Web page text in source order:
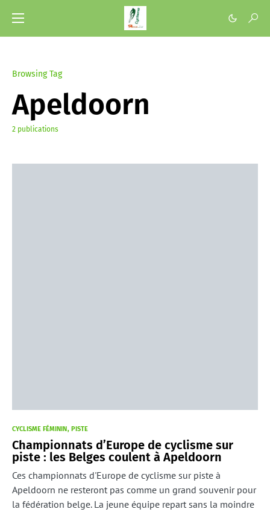
Browsing Tag
Apeldoorn
2 publications
CYCLISME FÉMININ PISTE
Championnats d’Europe de cyclisme sur
piste : les Belges coulent à Apeldoorn
Ces championnats d'Europe de cyclisme sur piste à
Apeldoorn ne resteront pas comme un grand souvenir pour
la fédération belge. La jeune équipe repart sans la moindre